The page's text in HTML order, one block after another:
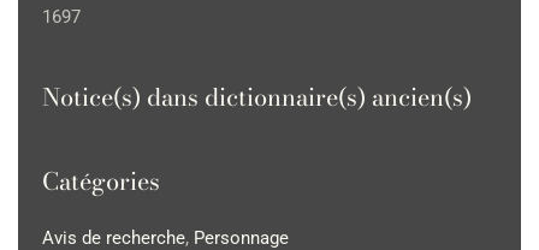
1697
Notice(s) dans dictionnaire(s) ancien(s)
Catégories
Avis de recherche, Personnage